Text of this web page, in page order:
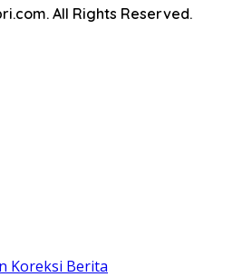
All Rights Reserved.
Koreksi Berita